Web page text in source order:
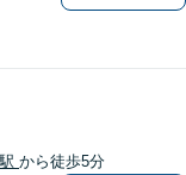
から徒歩5分